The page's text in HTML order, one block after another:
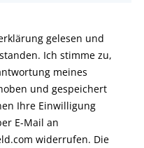
gelesen und
Ich stimme zu,
meines
und gespeichert
Ihre Einwilligung
E-Mail an
widerrufen. Die